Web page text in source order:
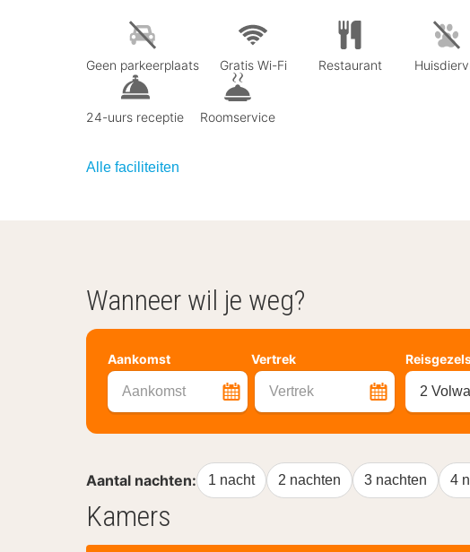
Geen parkeerplaats Gratis Wi-Fi Restaurant
24-uurs receptie Roomservice
Alle faciliteiten
Wanneer wil je weg?
Aankomst Vertrek
Aankomst Vertrek 2
Aantal nachten: 1 nacht 2 nachten 3 nachten 4
Kamers